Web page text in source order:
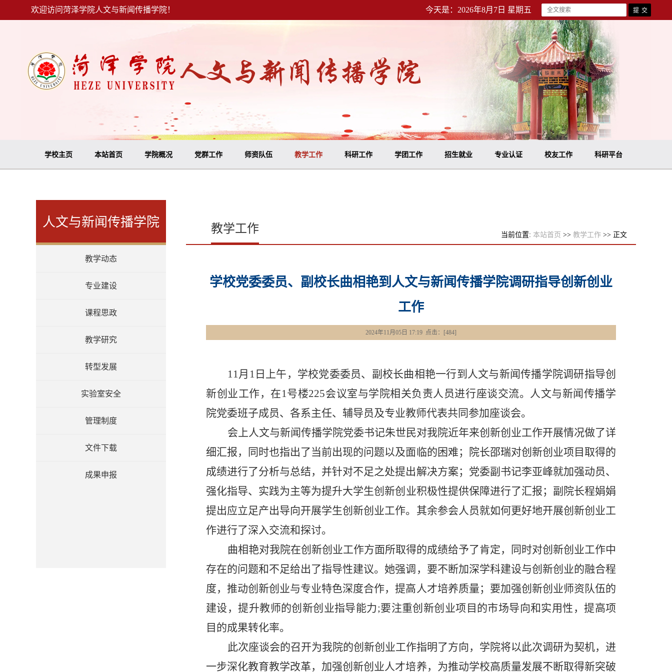
欢迎访问菏泽学院人文与新闻传播学院！ 今天是：2026年8月7日 星期五
学校主页 本站首页 学院概况 党群工作 师资队伍 教学工作 科研工作 学团工作 招生就业 专业认证 校友工作 科研平台
人文与新闻传播学院
教学动态
专业建设
课程思政
教学研究
转型发展
实验室安全
管理制度
文件下载
成果申报
教学工作 当前位置: 本站首页 >> 教学工作 >> 正文
学校党委委员、副校长曲相艳到人文与新闻传播学院调研指导创新创业
工作
2024年11月05日 17:19 点击：[484]
11月 1 日上午，学校党委委员、副校长曲相艳一行到人文与新闻传播学院调研指导创
新创业工作，在1号楼225会议室与学院相关负责人员进行座谈交流。人文与新闻传播学
院党委班子成员、各系主任、辅导员及专业教师代表共同参加座谈会。
会上人文与新闻传播学院党委书记朱世民对我院近年来创新创业工作开展情况做了详
细汇报，同时也指出了当前出现的问题以及面临的困难；院长邵瑞对创新创业项目取得的
成绩进行了分析与总结，并针对不足之处提出解决方案；党委副书记李亚峰就加强动员、
强化指导、实践为主等为提升大学生创新创业积极性提供保障进行了汇报；副院长程娟娟
提出应立足产出导向开展学生创新创业工作。其余参会人员就如何更好地开展创新创业工
作进行了深入交流和探讨。
曲相艳对我院在创新创业工作方面所取得的成绩给予了肯定，同时对创新创业工作中
存在的问题和不足给出了指导性建议。她强调，要不断加深学科建设与创新创业的融合程
度，推动创新创业与专业特色深度合作，提高人才培养质量；要加强创新创业师资队伍的
建设，提升教师的创新创业指导能力;要注重创新创业项目的市场导向和实用性，提高项
目的成果转化率。
此次座谈会的召开为我院的创新创业工作指明了方向，学院将以此次调研为契机，进
一步深化教育教学改革，加强创新创业人才培养，为推动学校高质量发展不断取得新突破